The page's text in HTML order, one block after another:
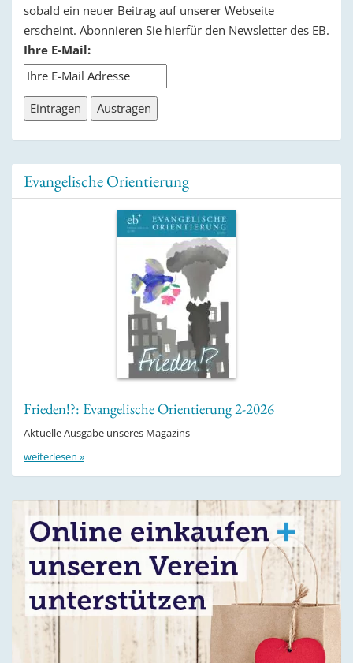
sobald ein neuer Beitrag auf unserer Webseite
erscheint. Abonnieren Sie hierfür den Newsletter des EB.
Ihre E-Mail:
Evangelische Orientierung
Frieden!?: Evangelische Orientierung 2-2026
Aktuelle Ausgabe unseres Magazins
weiterlesen »